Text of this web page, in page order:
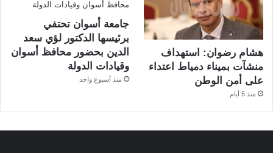
هشام رضوان: استهداف
منشآت بميناء دمياط اعتداء
على أمن الوطن
منذ 5 أيام
جامعة أسوان تحتفي
برئيسها الدكتور لؤي سعد
الدين بحضور محافظ أسوان
وقيادات الدولة
منذ أسبوع واحد